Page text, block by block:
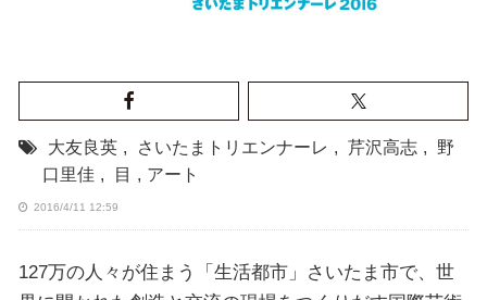
大友良英 , さいたまトリエンナーレ , 芹沢高志 ,
野
口里佳 , 目 , アート
2016/4/11 12:59
127万の人々が住まう「生活都市」さいたま市で、世